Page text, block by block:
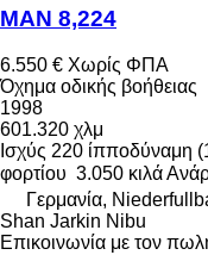
MAN 8,224
6.550 € Χωρίς ΦΠΑ
Όχημα οδικής βοήθειας
1998
601.320 χλμ
Ισχύς 220 ίπποδύναμη
φορτίου 3.050 κιλά
Γερμανία,
Shan Jarkin Nibu
Επικοινωνία με τον